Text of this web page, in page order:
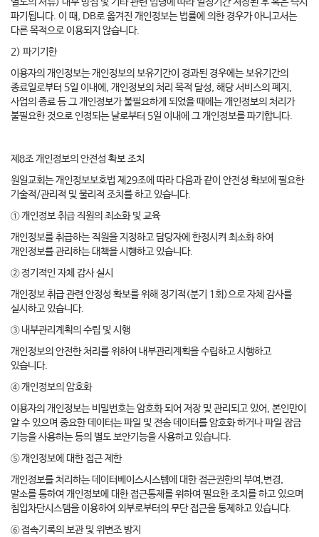
파기됩니다. 이 때, DB로 옮겨진 개인정보는 법률에 의한 경우가 아니고서는
다른 목적으로 이용되지 않습니다.
2) 파기기한
이용자의 개인정보는 개인정보의 보유기간이 경과된 경우에는 보유기간의
종료일로부터 5일 이내에, 개인정보의 처리 목적 달성, 해당 서비스의 폐지,
사업의 종료 등 그 개인정보가 불필요하게 되었을 때에는 개인정보의 처리가
불필요한 것으로 인정되는 날로부터 5일 이내에 그 개인정보를 파기합니다.
제8조 개인정보의 안전성 확보 조치
원일교회는 개인정보보호법 제29조에 따라 다음과 같이 안전성 확보에 필요한
기술적/관리적 및 물리적 조치를 하고 있습니다.
① 개인정보 취급 직원의 최소화 및 교육
개인정보를 취급하는 직원을 지정하고 담당자에 한정시켜 최소화 하여
개인정보를 관리하는 대책을 시행하고 있습니다.
② 정기적인 자체 감사 실시
개인정보 취급 관련 안정성 확보를 위해 정기적(분기 1회)으로 자체 감사를
실시하고 있습니다.
③ 내부관리계획의 수립 및 시행
개인정보의 안전한 처리를 위하여 내부관리계획을 수립하고 시행하고
있습니다.
④ 개인정보의 암호화
이용자의 개인정보는 비밀번호는 암호화 되어 저장 및 관리되고 있어, 본인만이
알 수 있으며 중요한 데이터는 파일 및 전송 데이터를 암호화 하거나 파일 잠금
기능을 사용하는 등의 별도 보안기능을 사용하고 있습니다.
⑤ 개인정보에 대한 접근 제한
개인정보를 처리하는 데이터베이스시스템에 대한 접근권한의 부여,변경,
말소를 통하여 개인정보에 대한 접근통제를 위하여 필요한 조치를 하고 있으며
침입차단시스템을 이용하여 외부로부터의 무단 접근을 통제하고 있습니다.
⑥ 접속기록의 보관 및 위변조 방지